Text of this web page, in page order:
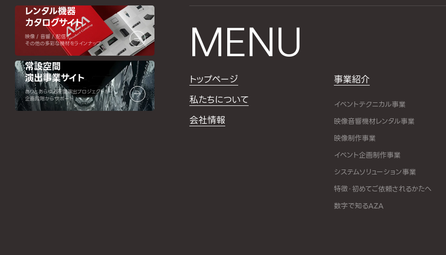
レンタル機器
カタログサイト
映像 / 音響 / 配信 /
その他の多彩な機材をラインナップ
常設空間
演出事業サイト
ありとあらゆる空間演出プロジェクトを
企画段階からサポート
MENU
トップページ
私たちについて
会社情報
事業紹介
イベントテクニカル事業
映像音響機材レンタル事業
映像制作事業
イベント企画制作事業
システムソリューション事業
特徴・初めてご依頼されるかたへ
数字で知るAZA